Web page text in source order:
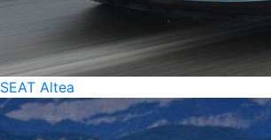
SEAT Altea